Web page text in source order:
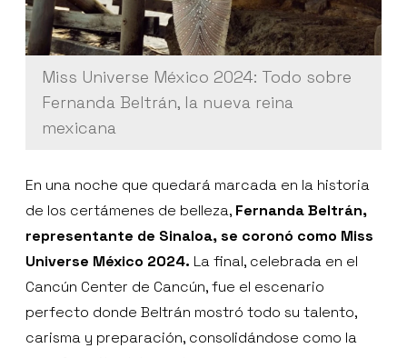
Miss Universe México 2024: Todo sobre
Fernanda Beltrán, la nueva reina
mexicana
En una noche que quedará marcada en la historia
de los certámenes de belleza, Fernanda Beltrán,
representante de Sinaloa, se coronó como Miss
Universe México 2024. La final, celebrada en el
Cancún Center de Cancún, fue el escenario
perfecto donde Beltrán mostró todo su talento,
carisma y preparación, consolidándose como la